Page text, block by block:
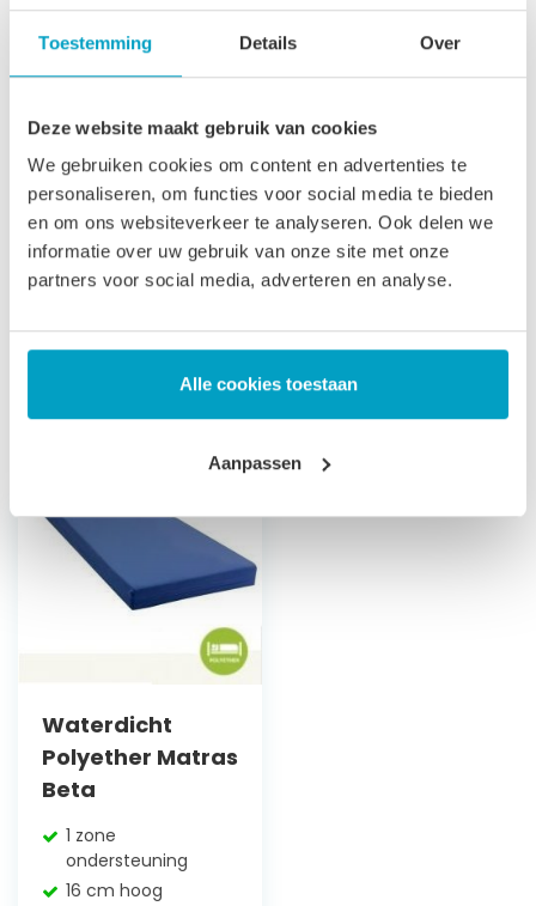
Toestemming Details Over
Deze website maakt gebruik van cookies
We gebruiken cookies om content en advertenties te
personaliseren, om functies voor social media te bieden
en om ons websiteverkeer te analyseren. Ook delen we
informatie over uw gebruik van onze site met onze
partners voor social media, adverteren en analyse.
Alle cookies toestaan
Aanpassen
toegepast in zorginstellingen. Vergelijkbare benamingen
voor een koudschuim waterdichte matras zijn: Incontinentie
matras.
Let op, door het flexibele materiaal, kunnen matrassen tot
2% afwijken in afmeting. Maatwerk matrassen zijn niet
direct leverbaar, de productie kost 3-4 weken tijd. Voor onze
voorwaarden betreft maatwerk matrassen verwijzen wij u
naar onzealgemene voorwaarden.
Prijs is inclusief wettelijke verwijderingsbijdrage
Gerelateerde producten
Waterdicht
Polyether Matras
Beta
1 zone
ondersteuning
16 cm hoog